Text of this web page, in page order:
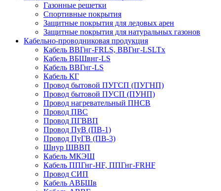
Газонные решетки
Спортивные покрытия
Защитные покрытия для ледовых арен
Защитные покрытия для натуральных газонов
Кабельно-проводниковая продукция
Кабель ВВГнг-FRLS, ВВГнг-LSLTx
Кабель ВБШвнг-LS
Кабель ВВГнг-LS
Кабель КГ
Провод бытовой ПУГСП (ПУГНП)
Провод бытовой ПУСП (ПУНП)
Провод нагревательный ПНСВ
Провод ПВС
Провод ПГВВП
Провод ПуВ (ПВ-1)
Провод ПуГВ (ПВ-3)
Шнур ШВВП
Кабель МКЭШ
Кабель ППГнг-HF, ППГнг-FRHF
Провод СИП
Кабель АВБШв